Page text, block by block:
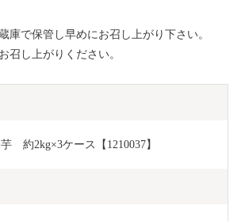
庫で保管し早めにお召し上がり下さい。
召し上がりください。
　約2kg×3ケース【1210037】